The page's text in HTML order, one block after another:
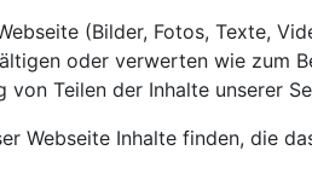
(Bilder, Fotos, Texte,
oder verwerten wie zum
von Teilen der Inhalte unserer
Webseite Inhalte finden, die